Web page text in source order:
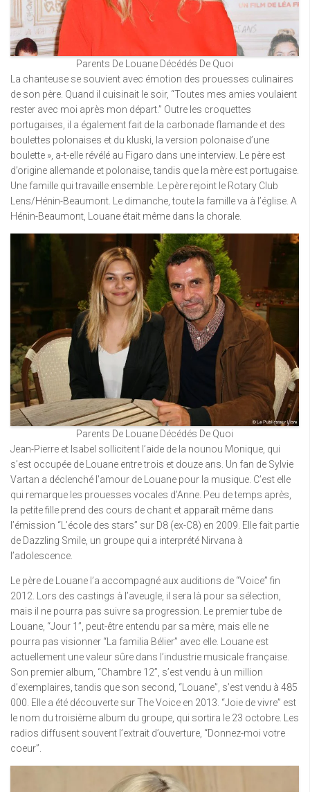
Parents De Louane Décédés De Quoi
La chanteuse se souvient avec émotion des prouesses culinaires
de son père. Quand il cuisinait le soir, “Toutes mes amies voulaient
rester avec moi après mon départ.” Outre les croquettes
portugaises, il a également fait de la carbonade flamande et des
boulettes polonaises et du kluski, la version polonaise d’une
boulette », a-t-elle révélé au Figaro dans une interview. Le père est
d’origine allemande et polonaise, tandis que la mère est portugaise.
Une famille qui travaille ensemble. Le père rejoint le Rotary Club
Lens/Hénin-Beaumont. Le dimanche, toute la famille va à l’église. A
Hénin-Beaumont, Louane était même dans la chorale.
Parents De Louane Décédés De Quoi
Jean-Pierre et Isabel sollicitent l’aide de la nounou Monique, qui
s’est occupée de Louane entre trois et douze ans. Un fan de Sylvie
Vartan a déclenché l’amour de Louane pour la musique. C’est elle
qui remarque les prouesses vocales d’Anne. Peu de temps après,
la petite fille prend des cours de chant et apparaît même dans
l’émission “L’école des stars” sur D8 (ex-C8) en 2009. Elle fait partie
de Dazzling Smile, un groupe qui a interprété Nirvana à
l’adolescence.
Le père de Louane l’a accompagné aux auditions de “Voice” fin
2012. Lors des castings à l’aveugle, il sera là pour sa sélection,
mais il ne pourra pas suivre sa progression. Le premier tube de
Louane, “Jour 1”, peut-être entendu par sa mère, mais elle ne
pourra pas visionner “La familia Bélier” avec elle. Louane est
actuellement une valeur sûre dans l’industrie musicale française.
Son premier album, “Chambre 12”, s’est vendu à un million
d’exemplaires, tandis que son second, “Louane”, s’est vendu à 485
000. Elle a été découverte sur The Voice en 2013. “Joie de vivre” est
le nom du troisième album du groupe, qui sortira le 23 octobre. Les
radios diffusent souvent l’extrait d’ouverture, “Donnez-moi votre
coeur”.